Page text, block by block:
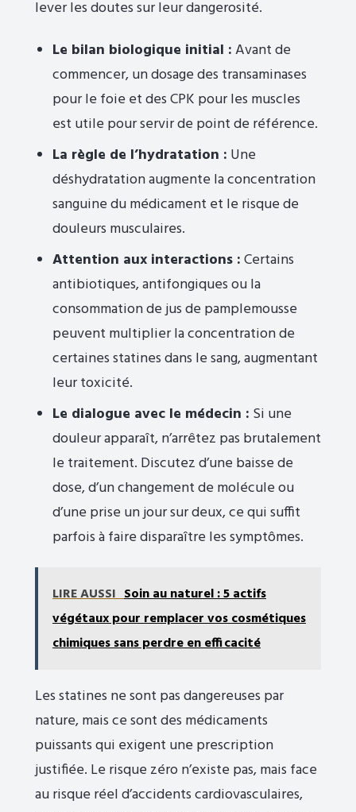
lever les doutes sur leur dangerosité.
Le bilan biologique initial :Avant de
commencer, un dosage des transaminases
pour le foie et des CPK pour les muscles
est utile pour servir de point de référence.
La règle de l’hydratation : Une
déshydratation augmente la concentration
sanguine du médicament et le risque de
douleurs musculaires.
Attention aux interactions :Certains
antibiotiques, antifongiques ou la
consommation de jus de pamplemousse
peuvent multiplier la concentration de
certaines statines dans le sang, augmentant
leur toxicité.
Le dialogue avec le médecin : Si une
douleur apparaît, n’arrêtez pas brutalement
le traitement. Discutez d’une baisse de
dose, d’un changement de molécule ou
d’une prise un jour sur deux, ce qui suffit
parfois à faire disparaître les symptômes.
LIRE AUSSI Soin au naturel : 5 actifs
végétaux pour remplacer vos cosmétiques
chimiques sans perdre en efficacité
Les statines ne sont pas dangereuses par
nature, mais ce sont des médicaments
puissants qui exigent une prescription
justifiée. Le risque zéro n’existe pas, mais face
au risque réel d’accidents cardiovasculaires,